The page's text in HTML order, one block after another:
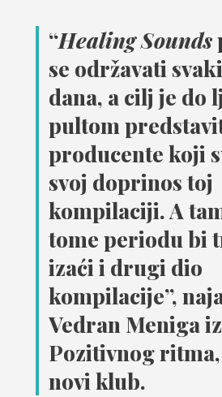
“Healing Sounds
se održavati
dana, a cilj je do
pultom
producente koji
svoj doprinos toj
kompilaciji. A
tome periodu bi
izaći i drugi dio
kompilacije”,
Vedran Meniga iz
Pozitivnog
novi klub.